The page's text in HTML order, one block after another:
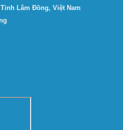
Lâm Đồng, Việt Nam